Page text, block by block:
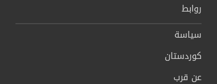
روابط
سیاسة
كوردستان
عن قرب